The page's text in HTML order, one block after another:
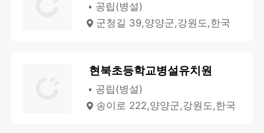
공립(병설)
군청길 39,양양군,강원도,한국
현북초등학교병설유치원
공립(병설)
송이로 222,양양군,강원도,한국